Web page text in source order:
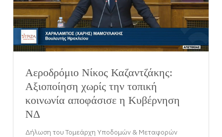
Αεροδρόμιο Νίκος Καζαντζάκης:
Αξιοποίηση χωρίς την τοπική
κοινωνία αποφάσισε η Κυβέρνηση
ΝΔ
Δήλωση του Τομεάρχη Υποδομών & Μεταφορών